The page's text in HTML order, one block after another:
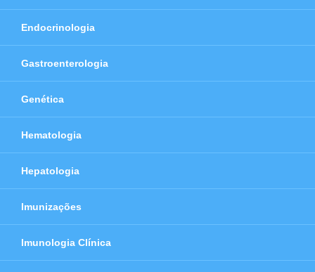
Endocrinologia
Gastroenterologia
Genética
Hematologia
Hepatologia
Imunizações
Imunologia Clínica